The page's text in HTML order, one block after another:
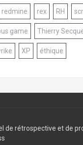
redmine rex RH
game Thierry
XP éthique
de rétrospective et de